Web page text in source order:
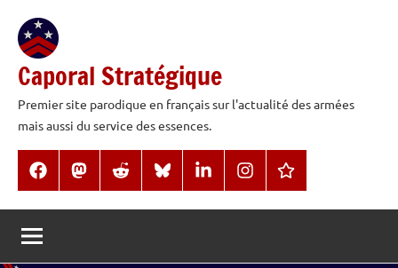
contenu
Caporal Stratégique
Premier site parodique en français sur l'actualité des armées
mais aussi du service des essences.
FacebookMastodonReddit BlueSkyLinkedInInstagramThreads